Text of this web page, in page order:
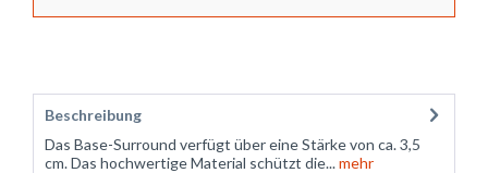
Beschreibung
Das Base-Surround verfügt über eine Stärke von ca. 3,5
cm. Das hochwertige Material schützt die...mehr